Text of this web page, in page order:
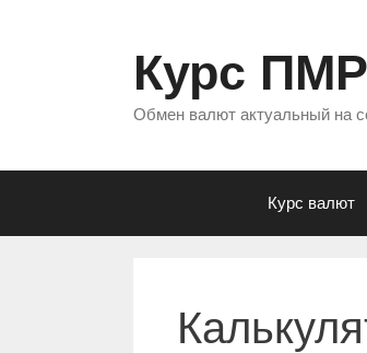
Курс ПМР
Обмен валют актуальный на
Курс валют